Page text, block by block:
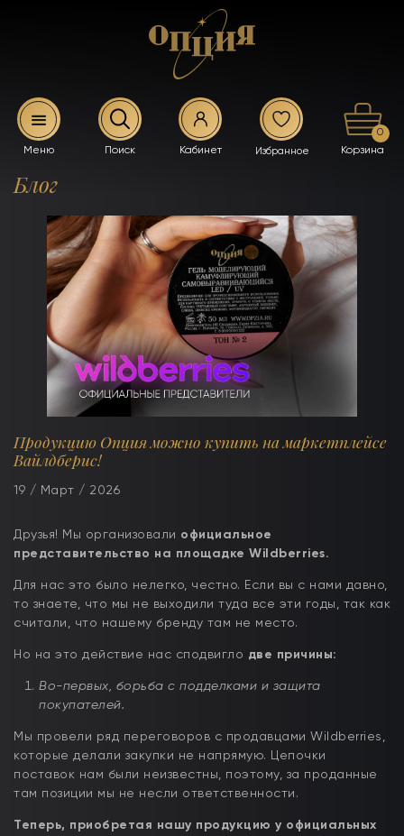
0
Блог
Продукцию Опция можно купить на маркетплейсе
Вайлдберис!
19 / Март / 2026
Друзья! Мы организовали официальное
представительство на площадке Wildberries.
Для нас это было нелегко, честно. Если вы с нами давно,
то знаете, что мы не выходили туда все эти годы, так как
считали, что нашему бренду там не место.
Но на это действие нас сподвигло две причины:
Во-первых, борьба с подделками и защита
покупателей.
Мы провели ряд переговоров с продавцами Wildberries,
которые делали закупки не напрямую. Цепочки
поставок нам были неизвестны, поэтому, за проданные
там позиции мы не несли ответственности.
Теперь, приобретая нашу продукцию у официальных